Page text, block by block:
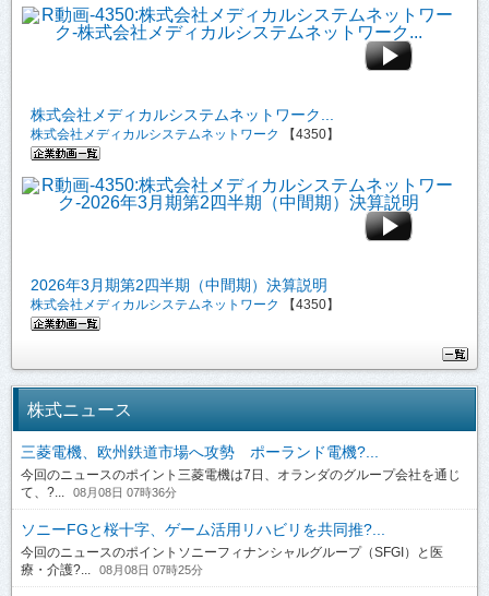
株式会社メディカルシステムネットワーク...
株式会社メディカルシステムネットワーク 【4350】
2026年3月期第2四半期（中間期）決算説明
株式会社メディカルシステムネットワーク 【4350】
株式ニュース
三菱電機、欧州鉄道市場へ攻勢 ポーランド電機?...
今回のニュースのポイント三菱電機は7日、オランダのグループ会社を通じ
て、?...
08月08日 07時36分
ソニーFGと桜十字、ゲーム活用リハビリを共同推?...
今回のニュースのポイントソニーフィナンシャルグループ（SFGI）と医
療・介護?...
08月08日 07時25分